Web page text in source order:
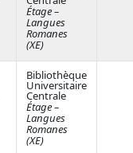
Étage –
Langues
Romanes
(XE)
Bibliothèque
Universitaire
Centrale
Étage –
Langues
Romanes
(XE)